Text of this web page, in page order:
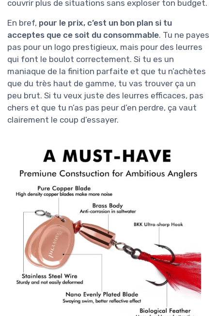
couvrir plus de situations sans exploser ton budget.
En bref, pour le prix, c’est un bon plan si tu
acceptes que ce soit du consommable. Tu ne payes
pas pour un logo prestigieux, mais pour des leurres
qui font le boulot correctement. Si tu es un
maniaque de la finition parfaite et que tu n’achètes
que du très haut de gamme, tu vas trouver ça un
peu brut. Si tu veux juste des leurres efficaces, pas
chers et que tu n’as pas peur d’en perdre, ça vaut
clairement le coup d’essayer.